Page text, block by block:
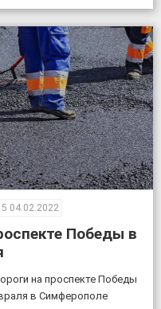
парк. Фото:
[…]
04.02.2022
Победы в
на проспекте Победы
в Симферополе